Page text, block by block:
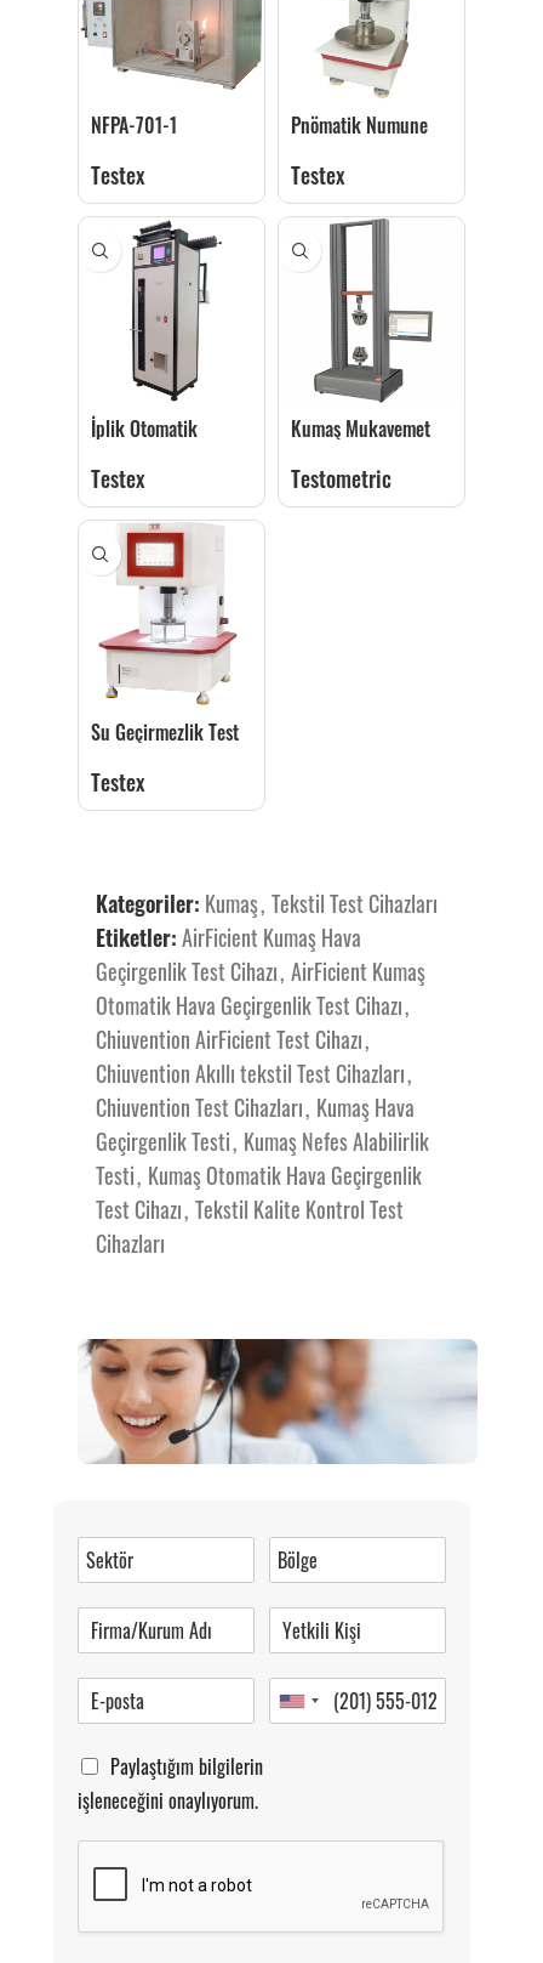
NFPA-701-1
Kabini
Testex
Pnömatik Numune
Testex
İplik Otomatik
Testex
Kumaş Mukavemet
Testometric
Su Geçirmezlik Test
Testex
Kategoriler: Kumaş, Tekstil Test Cihazları
Etiketler:AirFicient Kumaş Hava
Geçirgenlik Test Cihazı, AirFicient Kumaş
Otomatik Hava Geçirgenlik Test Cihazı,
Chiuvention AirFicient Test Cihazı,
Chiuvention Akıllı tekstil Test Cihazları,
Chiuvention Test Cihazları, Kumaş Hava
Geçirgenlik Testi, Kumaş Nefes Alabilirlik
Testi, Kumaş Otomatik Hava Geçirgenlik
Test Cihazı, Tekstil Kalite Kontrol Test
Cihazları
0 (216) 462 49 34
Pazartesi-Cumartesi 09.00-20.00
Paylaştığım bilgilerin
işleneceğini onaylıyorum.